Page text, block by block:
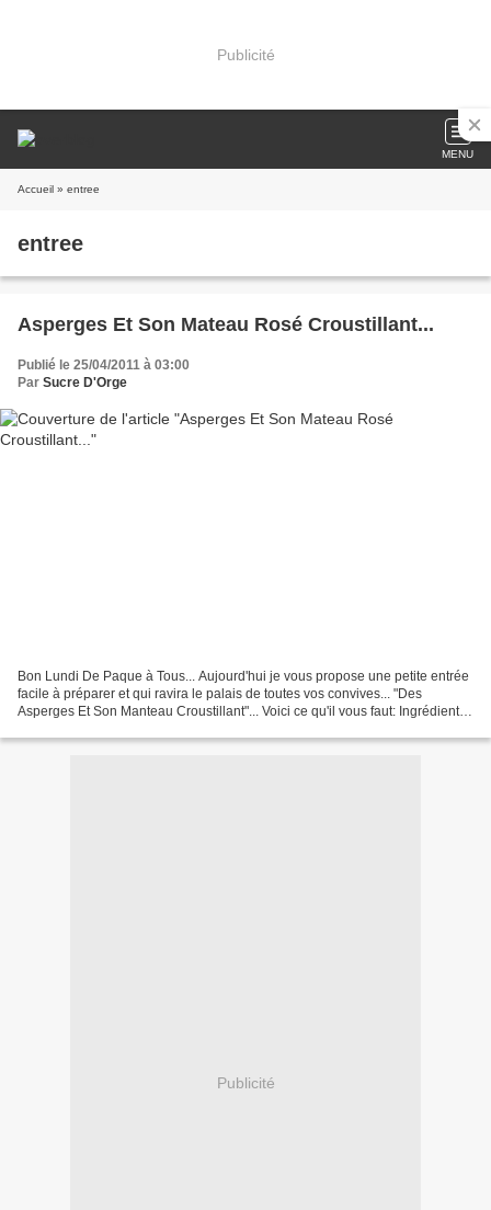
Publicité
MENU
Accueil » entree
entree
Asperges Et Son Mateau Rosé Croustillant...
Publié le 25/04/2011 à 03:00
Par Sucre D'Orge
Bon Lundi De Paque à Tous... Aujourd'hui je vous propose une petite entrée
facile à préparer et qui ravira le palais de toutes vos convives... "Des
Asperges Et Son Manteau Croustillant"... Voici ce qu'il vous faut: Ingrédients
Publicité